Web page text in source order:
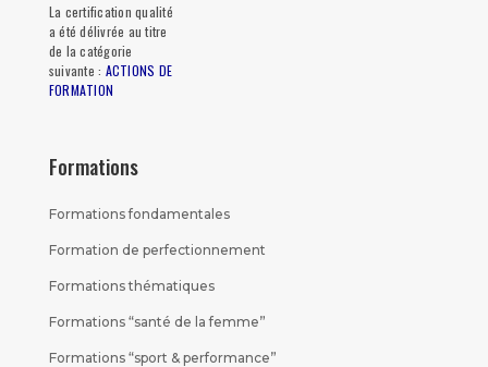
La certification qualité
a été délivrée au titre
de la catégorie
suivante : ACTIONS DE
FORMATION
Formations
Formations fondamentales
Formation de perfectionnement
Formations thématiques
Formations “santé de la femme”
Formations “sport & performance”